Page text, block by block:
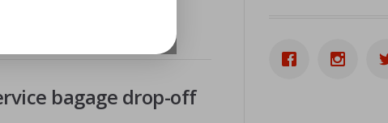
bagage drop-off